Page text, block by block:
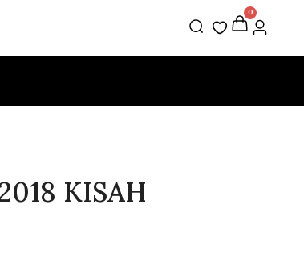
0
KISAH